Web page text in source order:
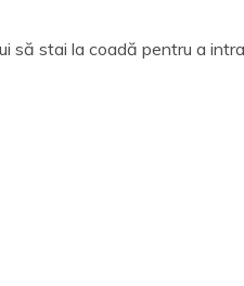
să stai la coadă pentru a